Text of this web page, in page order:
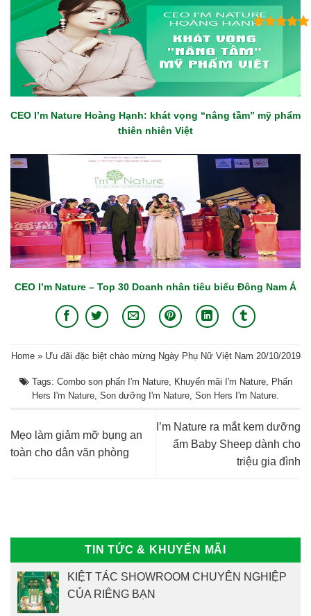
CEO I’m Nature Hoàng Hạnh: khát vọng “nâng tầm” mỹ phẩm
thiên nhiên Việt
CEO I’m Nature – Top 30 Doanh nhân tiêu biểu Đông Nam Á
Home» Ưu đãi đặc biệt chào mừng Ngày Phụ Nữ Việt Nam 20/10/2019
Tags: Combo son phấn I'm Nature, Khuyến mãi I'm Nature,
Phấn
Hers I'm Nature Son dưỡng I'm Nature Son Hers I'm Nature
Mẹo làm giảm mỡ bụng an
toàn cho dân văn phòng
I’m Nature ra mắt kem dưỡng
ẩm Baby Sheep dành cho
triệu gia đình
TIN TỨC & KHUYẾN MÃI
KIỆT TÁC SHOWROOM CHUYÊN NGHIỆP
CỦA RIÊNG BẠN